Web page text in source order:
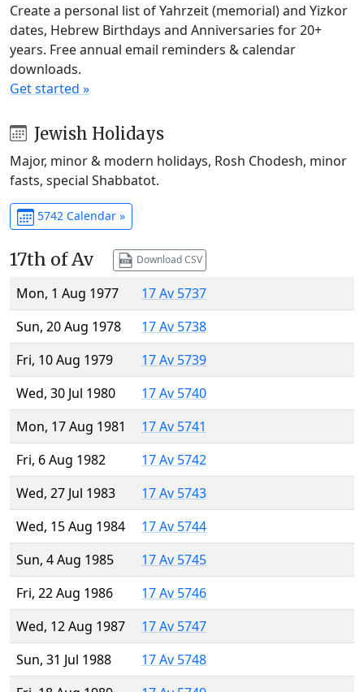
Create a personal list of Yahrzeit (memorial) and Yizkor
dates, Hebrew Birthdays and Anniversaries for 20+
years. Free annual email reminders & calendar
downloads.
Get started »
Jewish Holidays
Major, minor & modern holidays, Rosh Chodesh, minor
fasts, special Shabbatot.
5742 Calendar »
17th of Av Download CSV
Mon, 1 Aug 1977
17 Av 5737
Sun, 20 Aug 1978
17 Av 5738
Fri, 10 Aug 1979
17 Av 5739
Wed, 30 Jul 1980
17 Av 5740
Mon, 17 Aug 1981
17 Av 5741
Fri, 6 Aug 1982
17 Av 5742
Wed, 27 Jul 1983
17 Av 5743
Wed, 15 Aug 1984
17 Av 5744
Sun, 4 Aug 1985
17 Av 5745
Fri, 22 Aug 1986
17 Av 5746
Wed, 12 Aug 1987
17 Av 5747
Sun, 31 Jul 1988
17 Av 5748